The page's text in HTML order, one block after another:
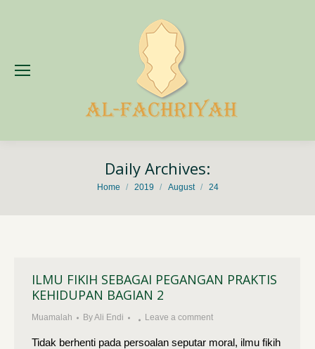
Daily Archives:
You are here:
Home 2019 August 24
ILMU FIKIH SEBAGAI PEGANGAN PRAKTIS
KEHIDUPAN BAGIAN 2
Muamalah ByAli Endi Leave a comment
Tidak berhenti pada persoalan seputar moral, ilmu fikih